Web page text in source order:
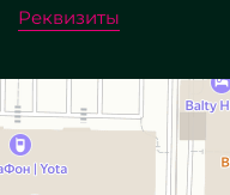
Реквизиты